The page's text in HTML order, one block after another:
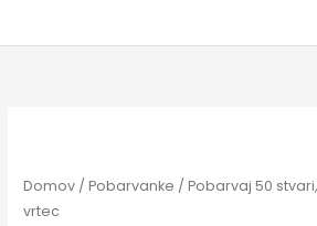
to
Domov /Pobarvanke / Pobarvaj 50
vrtec
stvari,
2+;